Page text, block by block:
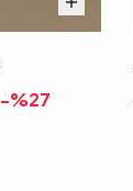
-%27